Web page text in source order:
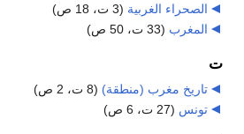
الصحراء الغربية (3 ت، 18 ص)
المغرب (33 ت، 50 ص)
ت
تاريخ مغرب (منطقة) (8 ت، 2 ص)
تونس (27 ت، 6 ص)